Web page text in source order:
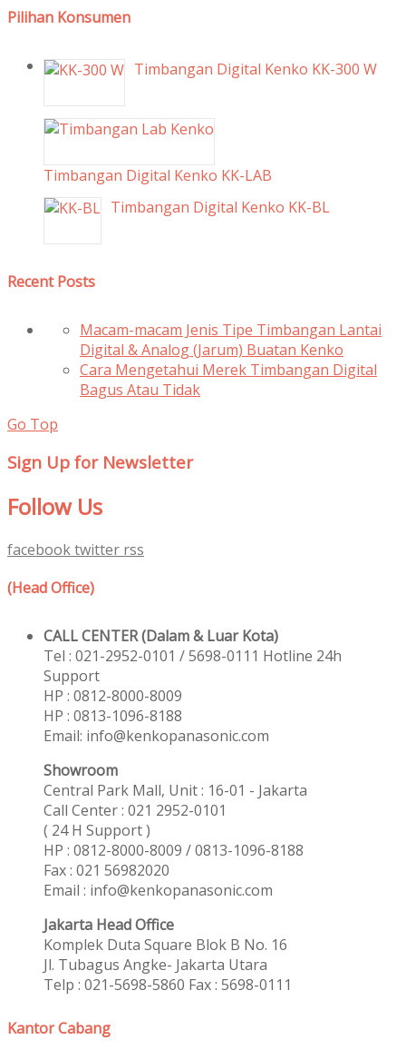
Pilihan Konsumen
Timbangan Digital Kenko KK-300 W
Timbangan Digital Kenko KK-LAB
Timbangan Digital Kenko KK-BL
Recent Posts
Macam-macam Jenis Tipe Timbangan Lantai
Digital & Analog (Jarum) Buatan Kenko
Cara Mengetahui Merek Timbangan Digital
Bagus Atau Tidak
Go Top
Sign Up for Newsletter
Follow Us
facebooktwitter rss
(Head Office)
CALL CENTER (Dalam & Luar Kota)
Tel : 021-2952-0101 / 5698-0111 Hotline 24h
Support
HP : 0812-8000-8009
HP : 0813-1096-8188
Email: info@kenkopanasonic.com
Showroom
Central Park Mall, Unit : 16-01 - Jakarta
Call Center : 021 2952-0101
( 24 H Support )
HP : 0812-8000-8009 / 0813-1096-8188
Fax : 021 56982020
Email : info@kenkopanasonic.com
Jakarta Head Office
Komplek Duta Square Blok B No. 16
Jl. Tubagus Angke- Jakarta Utara
Telp : 021-5698-5860 Fax : 5698-0111
Kantor Cabang